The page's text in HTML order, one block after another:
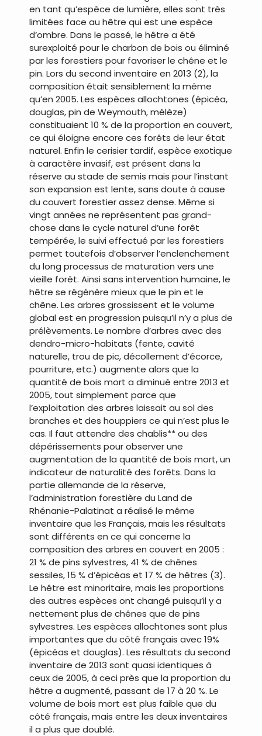
en tant qu’espèce de lumière, elles sont très
limitées face au hêtre qui est une espèce
d’ombre. Dans le passé, le hêtre a été
surexploité pour le charbon de bois ou éliminé
par les forestiers pour favoriser le chêne et le
pin. Lors du second inventaire en 2013 (2), la
composition était sensiblement la même
qu’en 2005. Les espèces allochtones (épicéa,
douglas, pin de Weymouth, mélèze)
constituaient 10 % de la proportion en couvert,
ce qui éloigne encore ces forêts de leur état
naturel. Enfin le cerisier tardif, espèce exotique
à caractère invasif, est présent dans la
réserve au stade de semis mais pour l’instant
son expansion est lente, sans doute à cause
du couvert forestier assez dense. Même si
vingt années ne représentent pas grand-
chose dans le cycle naturel d’une forêt
tempérée, le suivi effectué par les forestiers
permet toutefois d’observer l’enclenchement
du long processus de maturation vers une
vieille forêt. Ainsi sans intervention humaine, le
hêtre se régénère mieux que le pin et le
chêne. Les arbres grossissent et le volume
global est en progression puisqu’il n’y a plus de
prélèvements. Le nombre d’arbres avec des
dendro-micro-habitats (fente, cavité
naturelle, trou de pic, décollement d’écorce,
pourriture, etc.) augmente alors que la
quantité de bois mort a diminué entre 2013 et
2005, tout simplement parce que
l’exploitation des arbres laissait au sol des
branches et des houppiers ce qui n’est plus le
cas. Il faut attendre des chablis** ou des
dépérissements pour observer une
augmentation de la quantité de bois mort, un
indicateur de naturalité des forêts. Dans la
partie allemande de la réserve,
l’administration forestière du Land de
Rhénanie-Palatinat a réalisé le même
inventaire que les Français, mais les résultats
sont différents en ce qui concerne la
composition des arbres en couvert en 2005 :
21 % de pins sylvestres, 41 % de chênes
sessiles, 15 % d’épicéas et 17 % de hêtres (3).
Le hêtre est minoritaire, mais les proportions
des autres espèces ont changé puisqu’il y a
nettement plus de chênes que de pins
sylvestres. Les espèces allochtones sont plus
importantes que du côté français avec 19%
(épicéas et douglas). Les résultats du second
inventaire de 2013 sont quasi identiques à
ceux de 2005, à ceci près que la proportion du
hêtre a augmenté, passant de 17 à 20 %. Le
volume de bois mort est plus faible que du
côté français, mais entre les deux inventaires
il a plus que doublé.